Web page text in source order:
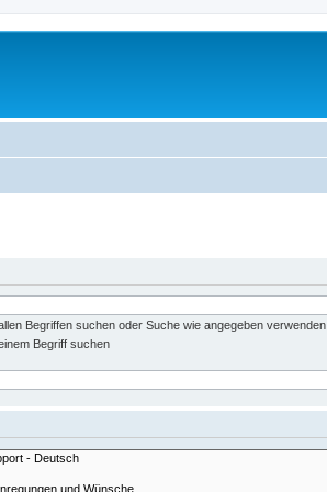
Begriffen suchen oder Suche wie angegeben verwenden
Begriff suchen